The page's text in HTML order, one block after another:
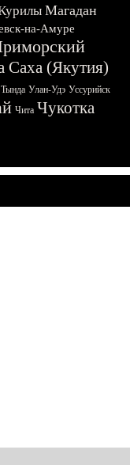
Магадан
на-Амуре
Саха (Якутия)
Тында Улан-Удэ Уссурийск
Чита Чукотка